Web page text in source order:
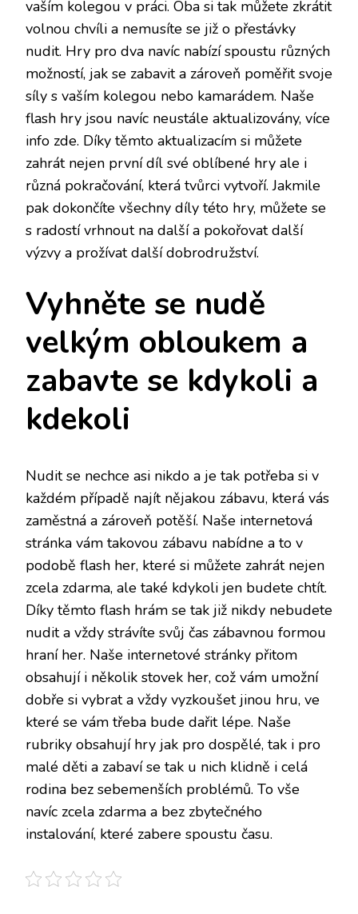
vaším kolegou v práci. Oba si tak můžete zkrátit
volnou chvíli a nemusíte se již o přestávky
nudit. Hry pro dva navíc nabízí spoustu různých
možností, jak se zabavit a zároveň poměřit svoje
síly s vaším kolegou nebo kamarádem. Naše
flash hry jsou navíc neustále aktualizovány, více
info zde. Díky těmto aktualizacím si můžete
zahrát nejen první díl své oblíbené hry ale i
různá pokračování, která tvůrci vytvoří. Jakmile
pak dokončíte všechny díly této hry, můžete se
s radostí vrhnout na další a pokořovat další
výzvy a prožívat další dobrodružství.
Vyhněte se nudě
velkým obloukem a
zabavte se kdykoli a
kdekoli
Nudit se nechce asi nikdo a je tak potřeba si v
každém případě najít nějakou zábavu, která vás
zaměstná a zároveň potěší. Naše internetová
stránka vám takovou zábavu nabídne a to v
podobě flash her, které si můžete zahrát nejen
zcela zdarma, ale také kdykoli jen budete chtít.
Díky těmto flash hrám se tak již nikdy nebudete
nudit a vždy strávíte svůj čas zábavnou formou
hraní her. Naše internetové stránky přitom
obsahují i několik stovek her, což vám umožní
dobře si vybrat a vždy vyzkoušet jinou hru, ve
které se vám třeba bude dařit lépe. Naše
rubriky obsahují hry jak pro dospělé, tak i pro
malé děti a zabaví se tak u nich klidně i celá
rodina bez sebemenších problémů. To vše
navíc zcela zdarma a bez zbytečného
instalování, které zabere spoustu času.